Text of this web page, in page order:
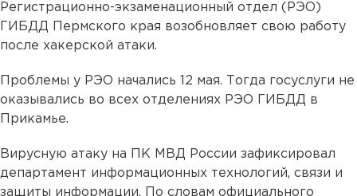
Регистрационно-экзаменационный отдел (РЭО)
ГИБДД Пермского края возобновляет свою работу
после хакерской атаки.
Проблемы у РЭО начались 12 мая. Тогда госуслуги не
оказывались во всех отделениях РЭО ГИБДД в
Прикамье.
Вирусную атаку на ПК МВД России зафиксировал
департамент информационных технологий, связи и
защиты информации. По словам официального